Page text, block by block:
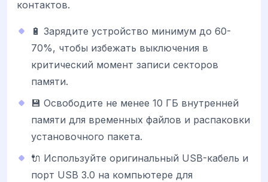
контактов.
🔋 Зарядите устройство минимум до 60-
70%, чтобы избежать выключения в
критический момент записи секторов
памяти.
💾 Освободите не менее 10 ГБ внутренней
памяти для временных файлов и распаковки
установочного пакета.
🔌 Используйте оригинальный USB-кабель и
порт USB 3.0 на компьютере для